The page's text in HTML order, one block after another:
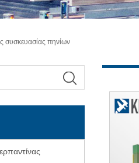
συσκευασίας πηνίων